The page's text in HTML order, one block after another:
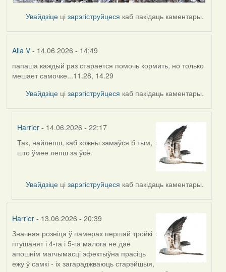
Увайдзіце цізарэгіструйцеся каб пакідаць каментары.
Alla V- 14.06.2026 - 14:49
папаша каждый раз старается помочь кормить, но только
мешает самочке...11.28, 14.29
Увайдзіце цізарэгіструйцеся каб пакідаць каментары.
Harrier - 14.06.2026 - 22:17
In
reply
Alla
V
Так, найлепш, каб кожны замаўся б тым,
што ўмее лепш за ўсё.
Увайдзіце цізарэгіструйцеся каб пакідаць каментары.
Harrier- 13.06.2026 - 20:39
Значная розніца ў памерах першай тройкі
птушанят і 4-га і 5-га малога не дае
апошнім магчымасці эфектыўна прасіць
ежу ў самкі - іх загараджваюць старэйшыя,